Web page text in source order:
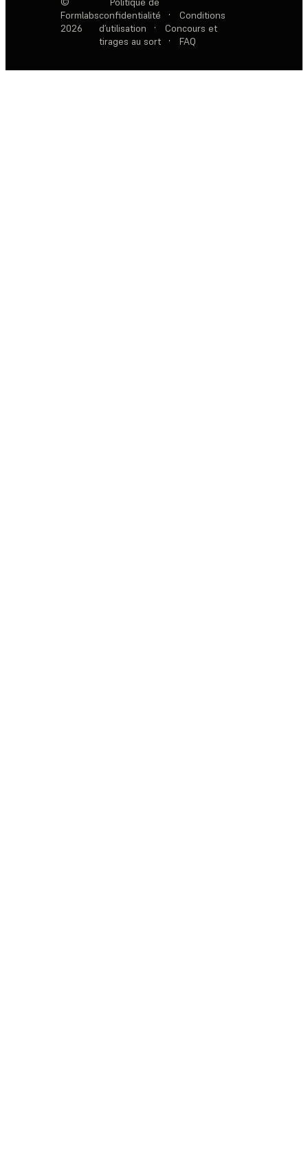
Formlabs
2026
confidentialité
·
Conditions
d’utilisation
·
Concours et
tirages au sort
· FAQ